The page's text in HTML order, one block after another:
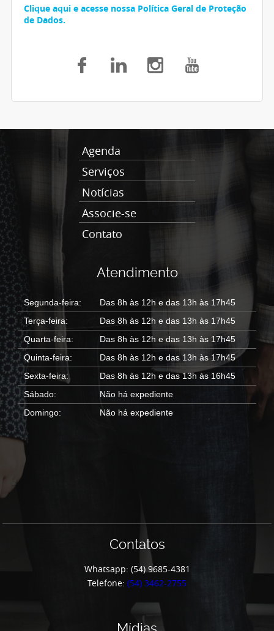
Clique aqui e acesse nossa Política Geral de Proteção
de Dados.
Agenda
Serviços
Notícias
Associe-se
Contato
Atendimento
Segunda-feira:
Das 8h às 12h e das 13h às 17h45
Terça-feira:
Das 8h às 12h e das 13h às 17h45
Quarta-feira:
Das 8h às 12h e das 13h às 17h45
Quinta-feira:
Das 8h às 12h e das 13h às 17h45
Sexta-feira:
Das 8h às 12h e das 13h às 16h45
Sábado:
Não há expediente
Domingo:
Não há expediente
Contatos
Whatsapp: (54) 9685-4381
Telefone: (54) 3462-2755